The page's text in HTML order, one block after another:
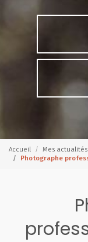
Accueil
Mes actualités
Photographe